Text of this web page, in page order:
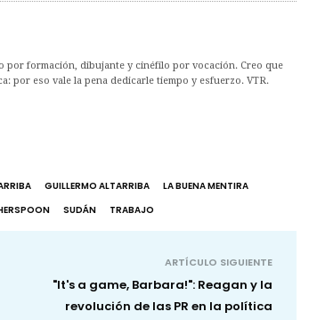
por formación, dibujante y cinéfilo por vocación. Creo que
por eso vale la pena dedicarle tiempo y esfuerzo. VTR.
GUILLERMO ALTARRIBA
LA BUENA MENTIRA
SUDÁN TRABAJO
ARTÍCULO SIGUIENTE
"It's a game, Barbara!": Reagan y la
revolución de las PR en la política